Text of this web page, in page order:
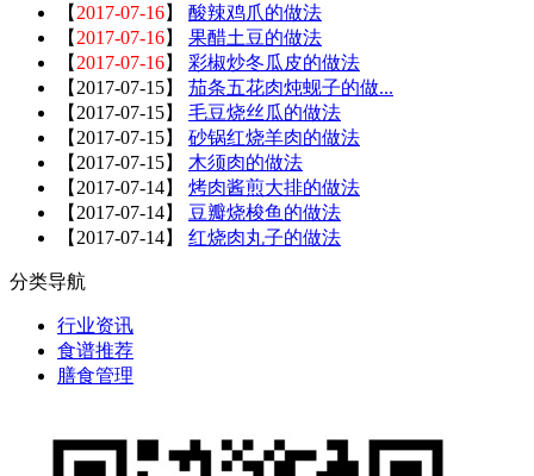
【 2017-07-16】 酸辣鸡爪的做法
【 2017-07-16】 果醋土豆的做法
【 2017-07-16】 彩椒炒冬瓜皮的做法
【 2017-07-15】 茄条五花肉炖蚬子的做...
【 2017-07-15】 毛豆烧丝瓜的做法
【 2017-07-15】 砂锅红烧羊肉的做法
【 2017-07-15】 木须肉的做法
【 2017-07-14】 烤肉酱煎大排的做法
【 2017-07-14】 豆瓣烧梭鱼的做法
【 2017-07-14】 红烧肉丸子的做法
分类导航
行业资讯
食谱推荐
膳食管理